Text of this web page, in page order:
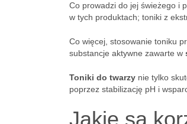
Co prowadzi do jej świeżego i
w tych produktach; toniki z
Co więcej, stosowanie toniku
substancje aktywne zawarte w
Toniki do twarzy nie tylko
poprzez stabilizację pH i
Jakie są